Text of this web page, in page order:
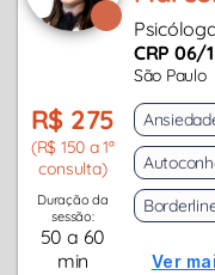
CRP 06/
São Paulo
R$ 275
(R$ 150 a 1ª
consulta)
Duração da
sessão:
50 a 60
min
Ver